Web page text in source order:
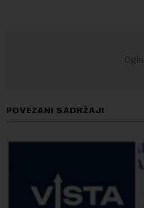
POVEZANI SADRŽAJI